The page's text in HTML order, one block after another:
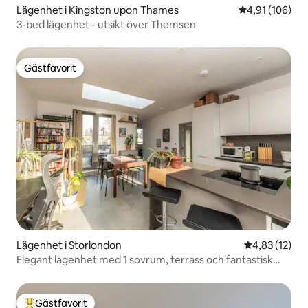
Lägenhet i Kingston upon Thames 4,91 av 5 i
4,91 (106)
3-bed lägenhet - utsikt över Themsen
Gästfavorit
Gästfavorit
Lägenhet i Storlondon 4,83 av 5 i
4,83 (12)
Elegant lägenhet med 1 sovrum, terrass och fantastisk
Gästfavorit